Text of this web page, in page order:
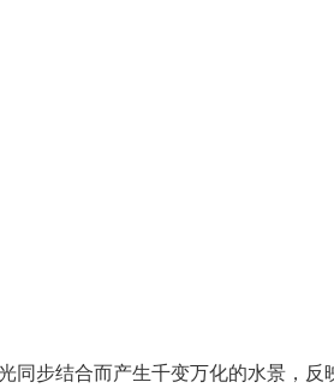
同步结合而产生千变万化的水景，反